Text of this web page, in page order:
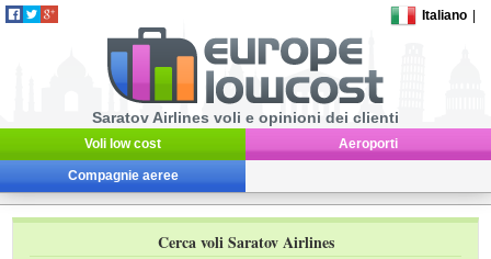
Italiano
Saratov Airlines voli e opinioni dei clienti
Voli low cost Aeroporti
Compagnie aeree
Cerca voli Saratov Airlines